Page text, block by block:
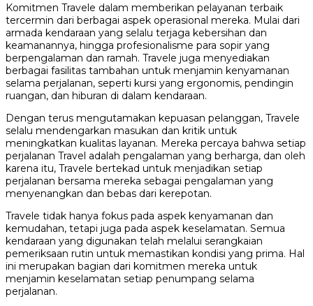
Komitmen Travele dalam memberikan pelayanan terbaik
tercermin dari berbagai aspek operasional mereka. Mulai dari
armada kendaraan yang selalu terjaga kebersihan dan
keamanannya, hingga profesionalisme para sopir yang
berpengalaman dan ramah. Travele juga menyediakan
berbagai fasilitas tambahan untuk menjamin kenyamanan
selama perjalanan, seperti kursi yang ergonomis, pendingin
ruangan, dan hiburan di dalam kendaraan.
Dengan terus mengutamakan kepuasan pelanggan, Travele
selalu mendengarkan masukan dan kritik untuk
meningkatkan kualitas layanan. Mereka percaya bahwa setiap
perjalanan Travel adalah pengalaman yang berharga, dan oleh
karena itu, Travele bertekad untuk menjadikan setiap
perjalanan bersama mereka sebagai pengalaman yang
menyenangkan dan bebas dari kerepotan.
Travele tidak hanya fokus pada aspek kenyamanan dan
kemudahan, tetapi juga pada aspek keselamatan. Semua
kendaraan yang digunakan telah melalui serangkaian
pemeriksaan rutin untuk memastikan kondisi yang prima. Hal
ini merupakan bagian dari komitmen mereka untuk
menjamin keselamatan setiap penumpang selama
perjalanan.